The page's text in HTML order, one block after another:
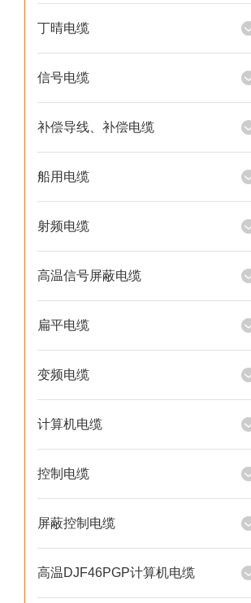
丁晴电缆
信号电缆
补偿导线、补偿电缆
船用电缆
射频电缆
高温信号屏蔽电缆
扁平电缆
变频电缆
计算机电缆
控制电缆
屏蔽控制电缆
高温DJF46PGP计算机电缆